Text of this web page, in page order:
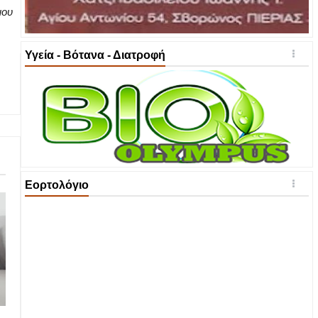
Υγεία - Βότανα - Διατροφή
Εορτολόγιο